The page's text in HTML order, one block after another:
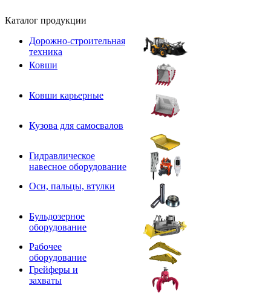
Каталог продукции
Дорожно-строительная
техника
Ковши
Ковши карьерные
Кузова для самосвалов
Гидравлическое
навесное оборудование
Оси, пальцы, втулки
Бульдозерное
оборудование
Рабочее
оборудование
Грейферы и
захваты